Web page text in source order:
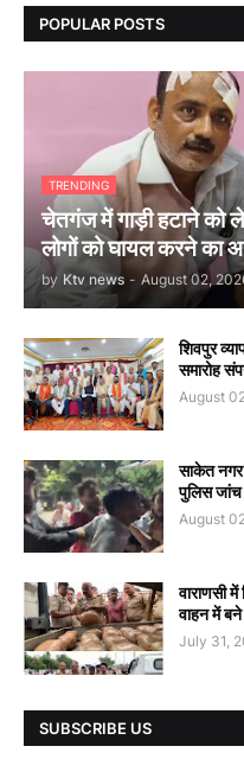
POPULAR POSTS
TRENDING
चेतगंज में गाड़ी हटाने को
लोगों को घायल करने का
by Ktv news - August 02,
शिवपुर
समारोह
August
साकेत
पुलिस
August
वाराणसी
वाहन में
July 31,
SUBSCRIBE US